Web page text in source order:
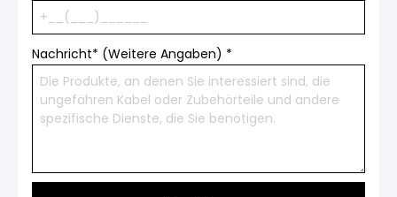
Nachricht* (Weitere Angaben) *